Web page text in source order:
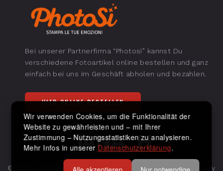
Wir verwenden Cookies, um die Funktionalität der
Website zu gewährleisten und – mit Ihrer
Zustimmung – Nutzungsstatistiken zu analysieren.
Mehr Infos in unserer Datenschutzerklärung.
Bei unserer Partnerfirma “Photosì” kannst Du
verschiedene Fotoartikel online bestellen und ganz
einfach bei uns im Geschäft abholen und bezahlen.
HIER ONLINE BESTELLEN
© . All Rights Reserved.Impressum & Privacy